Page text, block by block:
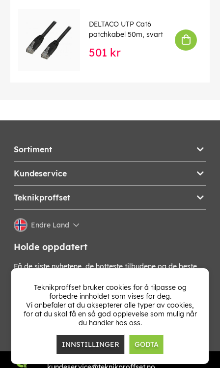
DELTACO UTP Cat6
patchkabel 50m, svart
501 kr
Sortiment
Kundeservice
Teknikproffset
Endre Land
Holde oppdatert
Få de siste nyhetene, de hotteste tilbudene og de beste
nyhetsbrev!
OK
Teknikproffset bruker cookies for å tilpasse og
forbedre innholdet som vises for deg.
Vi anbefaler at du aksepterer alle typer av cookies,
for at du skal få en så god opplevelse som mulig når
du handler hos oss.
INNSTILLINGER GODTA